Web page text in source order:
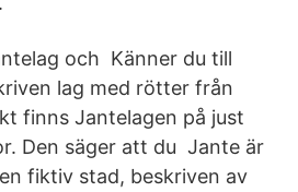
och Känner du till
lag med rötter från
finns Jantelagen på just
Den säger att du Jante är
fiktiv stad, beskriven av